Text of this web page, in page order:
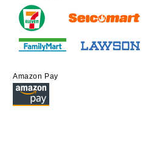
Amazon Pay